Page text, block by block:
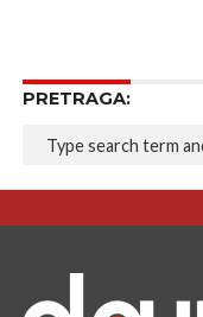
PRETRAGA: